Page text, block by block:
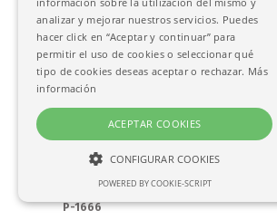
Menezo, Marcos Antonio
Estudio de Juan Sebastián Elcano ante
P-1666
analizar y mejorar nuestros servicios. Puedes
hacer click en “Aceptar y continuar” para
permitir el uso de cookies o seleccionar qué
tipo de cookies deseas aceptar o rechazar. Más
información
ACEPTAR COOKIES
CONFIGURAR COOKIES
NECESARIAS
ANALÍTICAS
POWERED BY COOKIE-SCRIPT